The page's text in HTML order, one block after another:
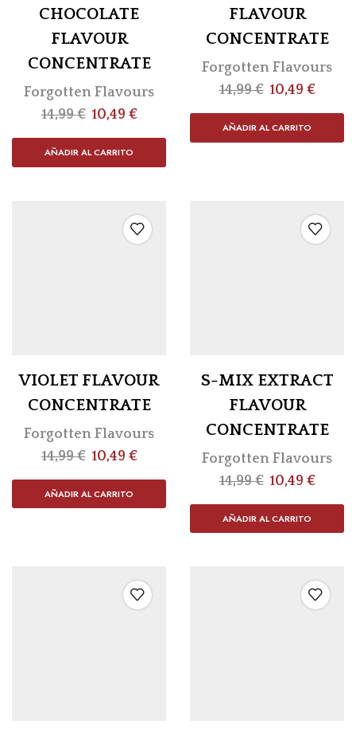
CHOCOLATE
FLAVOUR
CONCENTRATE
Forgotten Flavours
14,99€ 10,49 €
AÑADIR AL CARRITO
FLAVOUR
CONCENTRATE
Forgotten Flavours
14,99€ 10,49 €
AÑADIR AL CARRITO
VIOLET FLAVOUR
CONCENTRATE
Forgotten Flavours
14,99€ 10,49 €
AÑADIR AL CARRITO
S-MIX EXTRACT
FLAVOUR
CONCENTRATE
Forgotten Flavours
14,99€ 10,49 €
AÑADIR AL CARRITO